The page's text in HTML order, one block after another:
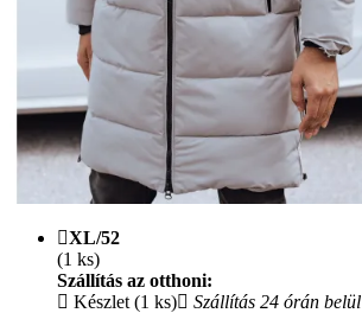
XL/52
(1 ks)
Szállítás az otthoni:
Készlet (1 ks)
Szállítás 24 órán belül